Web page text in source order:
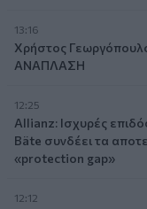
13:16
Χρήστος
ΑΝΑΠΛΑΣΗ
12:25
Allianz: Ισχυρές
Bäte συνδέει τα
«protection gap»
12:12